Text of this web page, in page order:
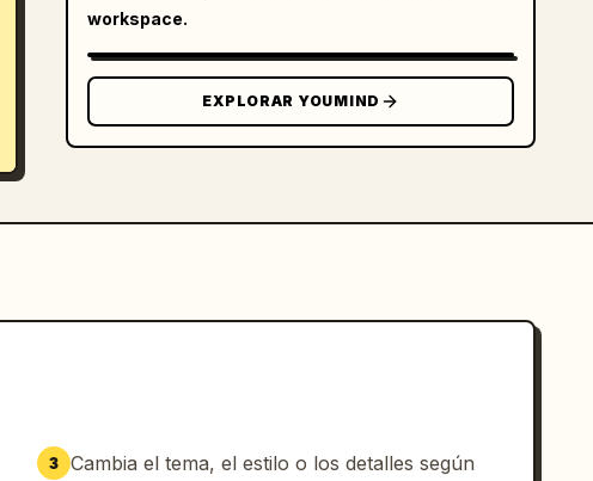
workspace.
EXPLORAR YOUMIND
3 Cambia el tema, el estilo o los detalles según